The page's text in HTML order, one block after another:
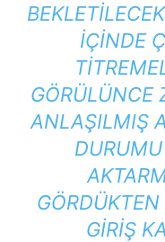
IÇINDE
GÖRÜLÜNCE
ANLAŞILMIŞ
DURUMU
GIRIŞ